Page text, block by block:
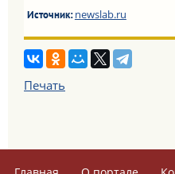
Источник:newslab.ru
Печать